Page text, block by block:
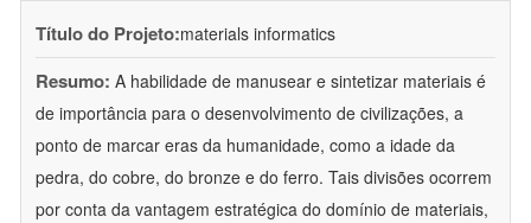
Título do Projeto:materials informatics
Resumo: A habilidade de manusear e sintetizar materiais é
de importância para o desenvolvimento de civilizações, a
ponto de marcar eras da humanidade, como a idade da
pedra, do cobre, do bronze e do ferro. Tais divisões ocorrem
por conta da vantagem estratégica do domínio de materiais,